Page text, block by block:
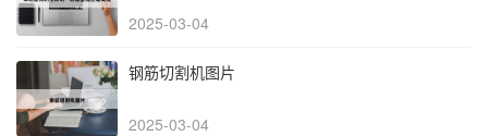
2025-03-04
钢筋切割机图片
2025-03-04